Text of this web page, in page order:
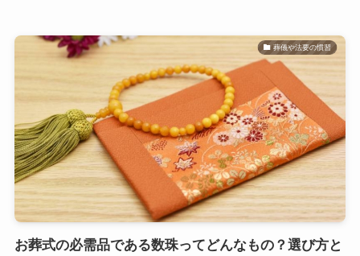
葬儀や法要の慣習
お葬式の必需品である数珠ってどんなもの？選び方と